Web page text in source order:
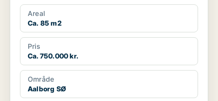
Areal
Ca. 85 m2
Pris
Ca. 750.000 kr.
Område
Aalborg SØ